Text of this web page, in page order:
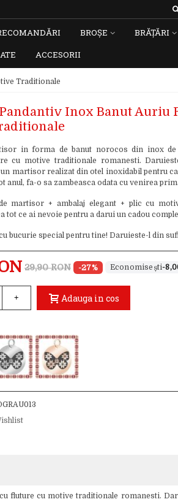
BROȘE BRĂȚĂRI
ACCESORII
Traditionale
Inox Banut Auriu
in forma de banut norocos din inox de
cu motive traditionale romanesti.
martisor realizat din otel inoxidabil pentru
anul, fa-o sa zambeasca odata cu venirea
martisor + ambalaj elegant + plic cu
tot ce ai nevoie pentru a darui un cadou
bucurie special pentru tine! Daruieste-l din
29,90 RON -27% -
+ Adauga in cos
fluture cu motive traditionale romanesti.